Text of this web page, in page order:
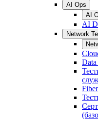
AI Ops
AI
AI
Network